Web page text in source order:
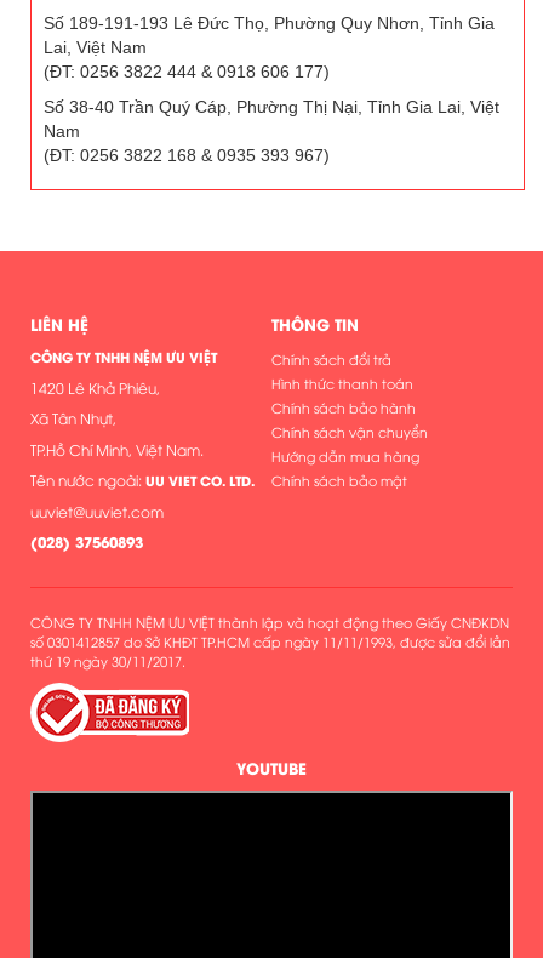
Số 189-191-193 Lê Đức Thọ, Phường Quy Nhơn, Tỉnh Gia
Lai, Việt Nam
(ĐT: 0256 3822 444 & 0918 606 177)
Số 38-40 Trần Quý Cáp, Phường Thị Nại, Tỉnh Gia Lai, Việt
Nam
(ĐT: 0256 3822 168 & 0935 393 967)
LIÊN HỆ
CÔNG TY TNHH NỆM ƯU VIỆT
1420 Lê Khả Phiêu,
Xã Tân Nhựt,
TP.Hồ Chí Minh, Việt Nam.
Tên nước ngoài: UU VIET CO. LTD.
uuviet@uuviet.com
(028) 37560893
THÔNG TIN
Chính sách đổi trả
Hình thức thanh toán
Chính sách bảo hành
Chính sách vận chuyển
Hướng dẫn mua hàng
Chính sách bảo mật
CÔNG TY TNHH NỆM ƯU VIỆT thành lập và hoạt động theo Giấy CNĐKDN
số 0301412857 do Sở KHĐT TP.HCM cấp ngày 11/11/1993, được sửa đổi lần
thứ 19 ngày 30/11/2017.
YOUTUBE